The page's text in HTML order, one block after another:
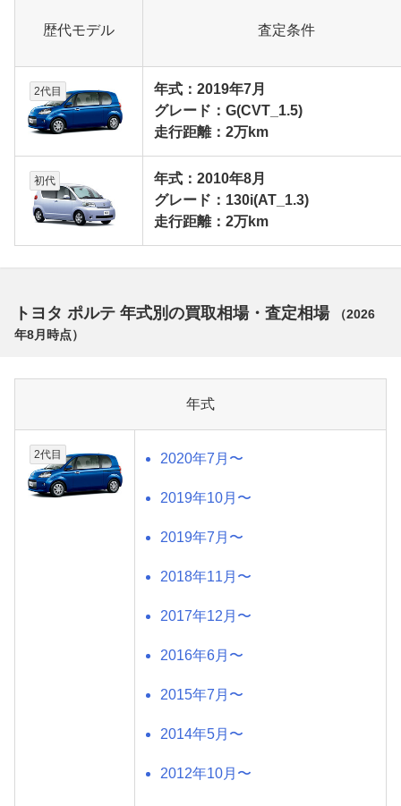
歴代モデル 査定条件
2代目
年式：2019年7月
グレード：G(CVT_1.5)
走行距離：2万km
初代
年式：2010年8月
グレード：130i(AT_1.3)
走行距離：2万km
トヨタ ポルテ 年式別の買取相場・査定相場 （2026
年8月 時点）
年式
2代目 2020年7月〜
2019年10月〜
2019年7月〜
2018年11月〜
2017年12月〜
2016年6月〜
2015年7月〜
2014年5月〜
2012年10月〜